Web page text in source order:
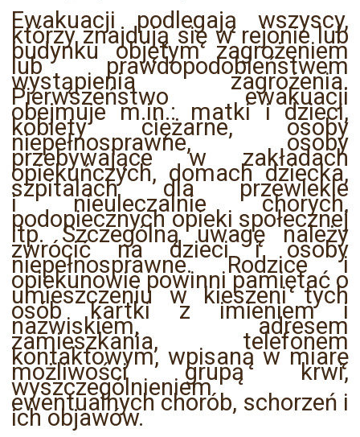
Ewakuacji podlegają wszyscy,
którzy znajdują się w rejonie lub
budynku objętym zagrożeniem
lub prawdopodobieństwem
wystąpienia zagrożenia.
Pierwszeństwo ewakuacji
obejmuje m.in.: matki i dzieci,
kobiety ciężarne, osoby
niepełnosprawne, osoby
przebywające w zakładach
opiekuńczych, domach dziecka,
szpitalach dla przewlekle
i nieuleczalnie chorych,
podopiecznych opieki społecznej
itp. Szczególną uwagę należy
zwrócić na dzieci i osoby
niepełnosprawne. Rodzice i
opiekunowie powinni pamiętać o
umieszczeniu w kieszeni tych
osób kartki z imieniem i
nazwiskiem, adresem
zamieszkania, telefonem
kontaktowym, wpisaną w miarę
możliwości grupą krwi,
wyszczególnieniem
ewentualnych chorób, schorzeń i
ich objawów.